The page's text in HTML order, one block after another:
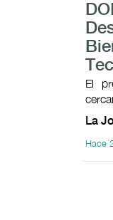
El
La
Hace